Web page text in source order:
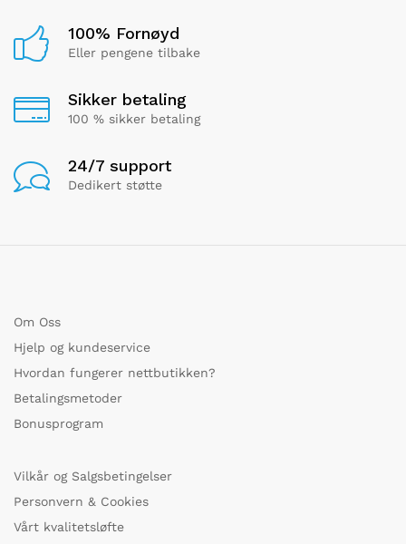
100% Fornøyd
Eller pengene tilbake
Sikker betaling
100 % sikker betaling
24/7 support
Dedikert støtte
Om Oss
Hjelp og kundeservice
Hvordan fungerer nettbutikken?
Betalingsmetoder
Bonusprogram
Vilkår og Salgsbetingelser
Personvern & Cookies
Vårt kvalitetsløfte